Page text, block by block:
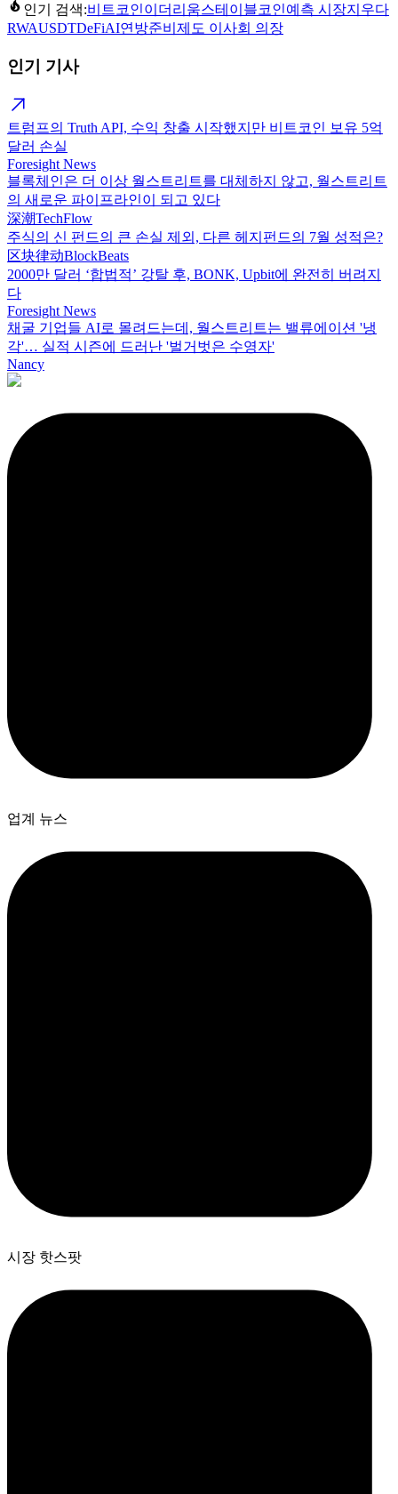
인기 검색:비트코인이더리움스테이블코인예측 시장지우다
RWAUSDTDeFiAI연방준비제도 이사회 의장
인기 기사
트럼프의 Truth API, 수익 창출 시작했지만 비트코인 보유 5억
달러 손실
Foresight News
블록체인은 더 이상 월스트리트를 대체하지 않고, 월스트리트
의 새로운 파이프라인이 되고 있다
深潮TechFlow
주식의 신 펀드의 큰 손실 제외, 다른 헤지펀드의 7월 성적은?
区块律动BlockBeats
2000만 달러 ‘합법적’ 강탈 후, BONK, Upbit에 완전히 버려지
다
Foresight News
채굴 기업들 AI로 몰려드는데, 월스트리트는 밸류에이션 '냉
각'… 실적 시즌에 드러난 '벌거벗은 수영자'
Nancy
업계 뉴스
시장 핫스팟